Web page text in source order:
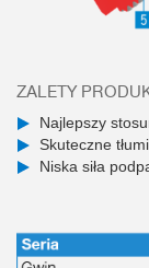
ZALETY
Najlepszy
Skuteczne
Niska siła